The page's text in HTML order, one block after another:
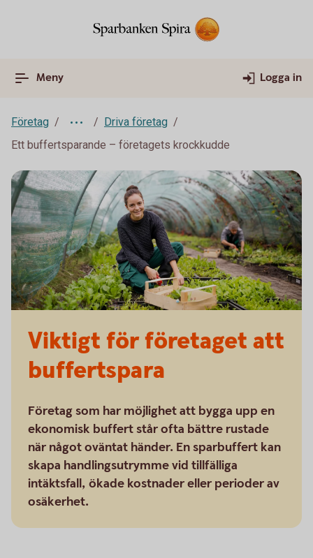
Meny Logga in
Företag
Driva företag
Ett buffertsparande – företagets krockkudde
Viktigt för företaget att
buffertspara
Företag som har möjlighet att bygga upp en
ekonomisk buffert står ofta bättre rustade
när något oväntat händer. En sparbuffert kan
skapa handlingsutrymme vid tillfälliga
intäktsfall, ökade kostnader eller perioder av
osäkerhet.